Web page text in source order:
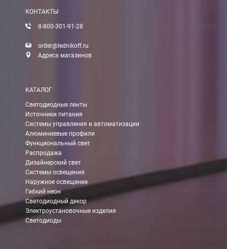
Доставка:
Вы можете самостоятельно забрать заказ в одном из наших
В Москве (внутри МКАД)
БЕСПЛАТНАЯ доставка при сумме заказа от 7000 руб.
При заказе менее 7000 руб. стоимость доставки 750 руб.
В Москве и МО (за МКАД)
При заказе от 7000 руб. стоимость доставки равна 30 руб.
При заказе менее 7000 руб. стоимость доставки 750 руб. +
КОНТАКТЫ
8-800-301-91-28
order@lednikoff.ru
Адреса магазинов
КАТАЛОГ
Светодиодные ленты
Источники питания
Системы управления и автоматизации
Алюминиевые профили
Функциональный свет
Распродажа
Дизайнерский свет
Системы освещения
Наружное освещение
Гибкий неон
Светодиодный декор
Электроустановочные изделия
Светодиоды